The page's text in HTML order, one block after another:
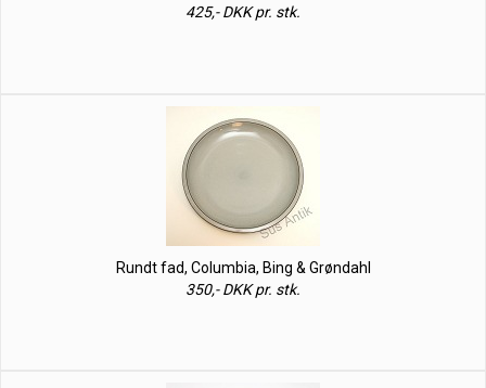
425,- DKK pr. stk.
Rundt fad, Columbia, Bing & Grøndahl
350,- DKK pr. stk.